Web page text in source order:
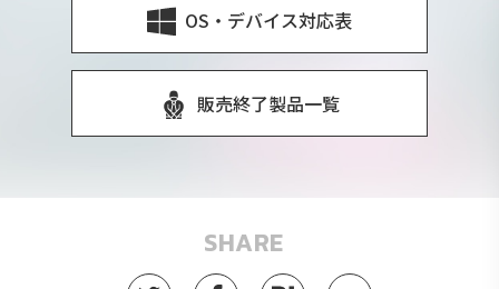
OS・デバイス対応表
販売終了製品一覧
SHARE